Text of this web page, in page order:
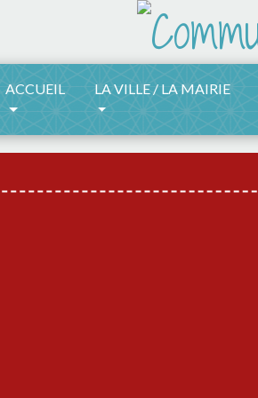
ACCUEIL LA VILLE / LA MAIRIE